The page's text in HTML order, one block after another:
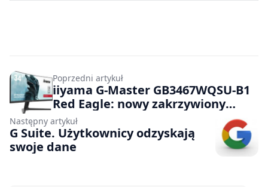
Poprzedni artykuł
iiyama G-Master GB3467WQSU-B1
Red Eagle: nowy zakrzywiony
monitor ultrapanoramiczny
Następny artykuł
G Suite. Użytkownicy odzyskają
swoje dane